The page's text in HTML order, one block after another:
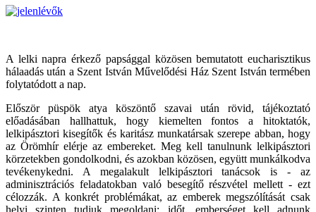
A lelki napra érkező papsággal közösen bemutatott eucharisztikus
hálaadás után a Szent István Művelődési Ház Szent István termében
folytatódott a nap.
Először püspök atya köszöntő szavai után rövid, tájékoztató
előadásában hallhattuk, hogy kiemelten fontos a hitoktatók,
lelkipásztori kisegítők és karitász munkatársak szerepe abban, hogy
az Örömhír elérje az embereket. Meg kell tanulnunk lelkipásztori
körzetekben gondolkodni, és azokban közösen, együtt munkálkodva
tevékenykedni. A megalakult lelkipásztori tanácsok is - az
adminisztrációs feladatokban való besegítő részvétel mellett - ezt
célozzák. A konkrét problémákat, az emberek megszólítását csak
helyi szinten tudjuk megoldani; időt, emberséget kell adnunk